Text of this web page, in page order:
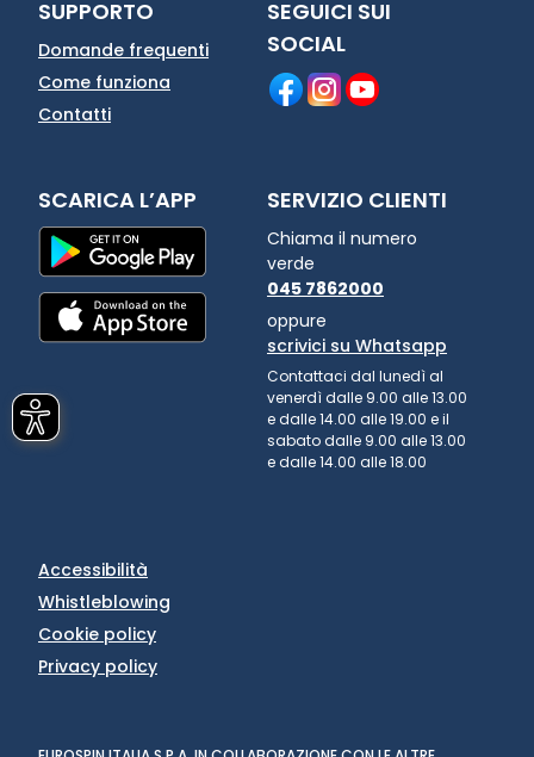
SUPPORTO
Domande frequenti
Come funziona
Contatti
SEGUICI SUI
SOCIAL
SCARICA L’APP SERVIZIO CLIENTI
Chiama il numero
verde
045 7862000
oppure
scrivici su Whatsapp
Contattaci dal lunedì al
venerdì dalle 9.00 alle 13.00
e dalle 14.00 alle 19.00 e il
sabato dalle 9.00 alle 13.00
e dalle 14.00 alle 18.00
Accessibilità
Whistleblowing
Cookie policy
Privacy policy